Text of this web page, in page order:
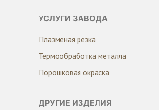
УСЛУГИ ЗАВОДА
Плазменая резка
Термообработка металла
Порошковая окраска
ДРУГИЕ ИЗДЕЛИЯ